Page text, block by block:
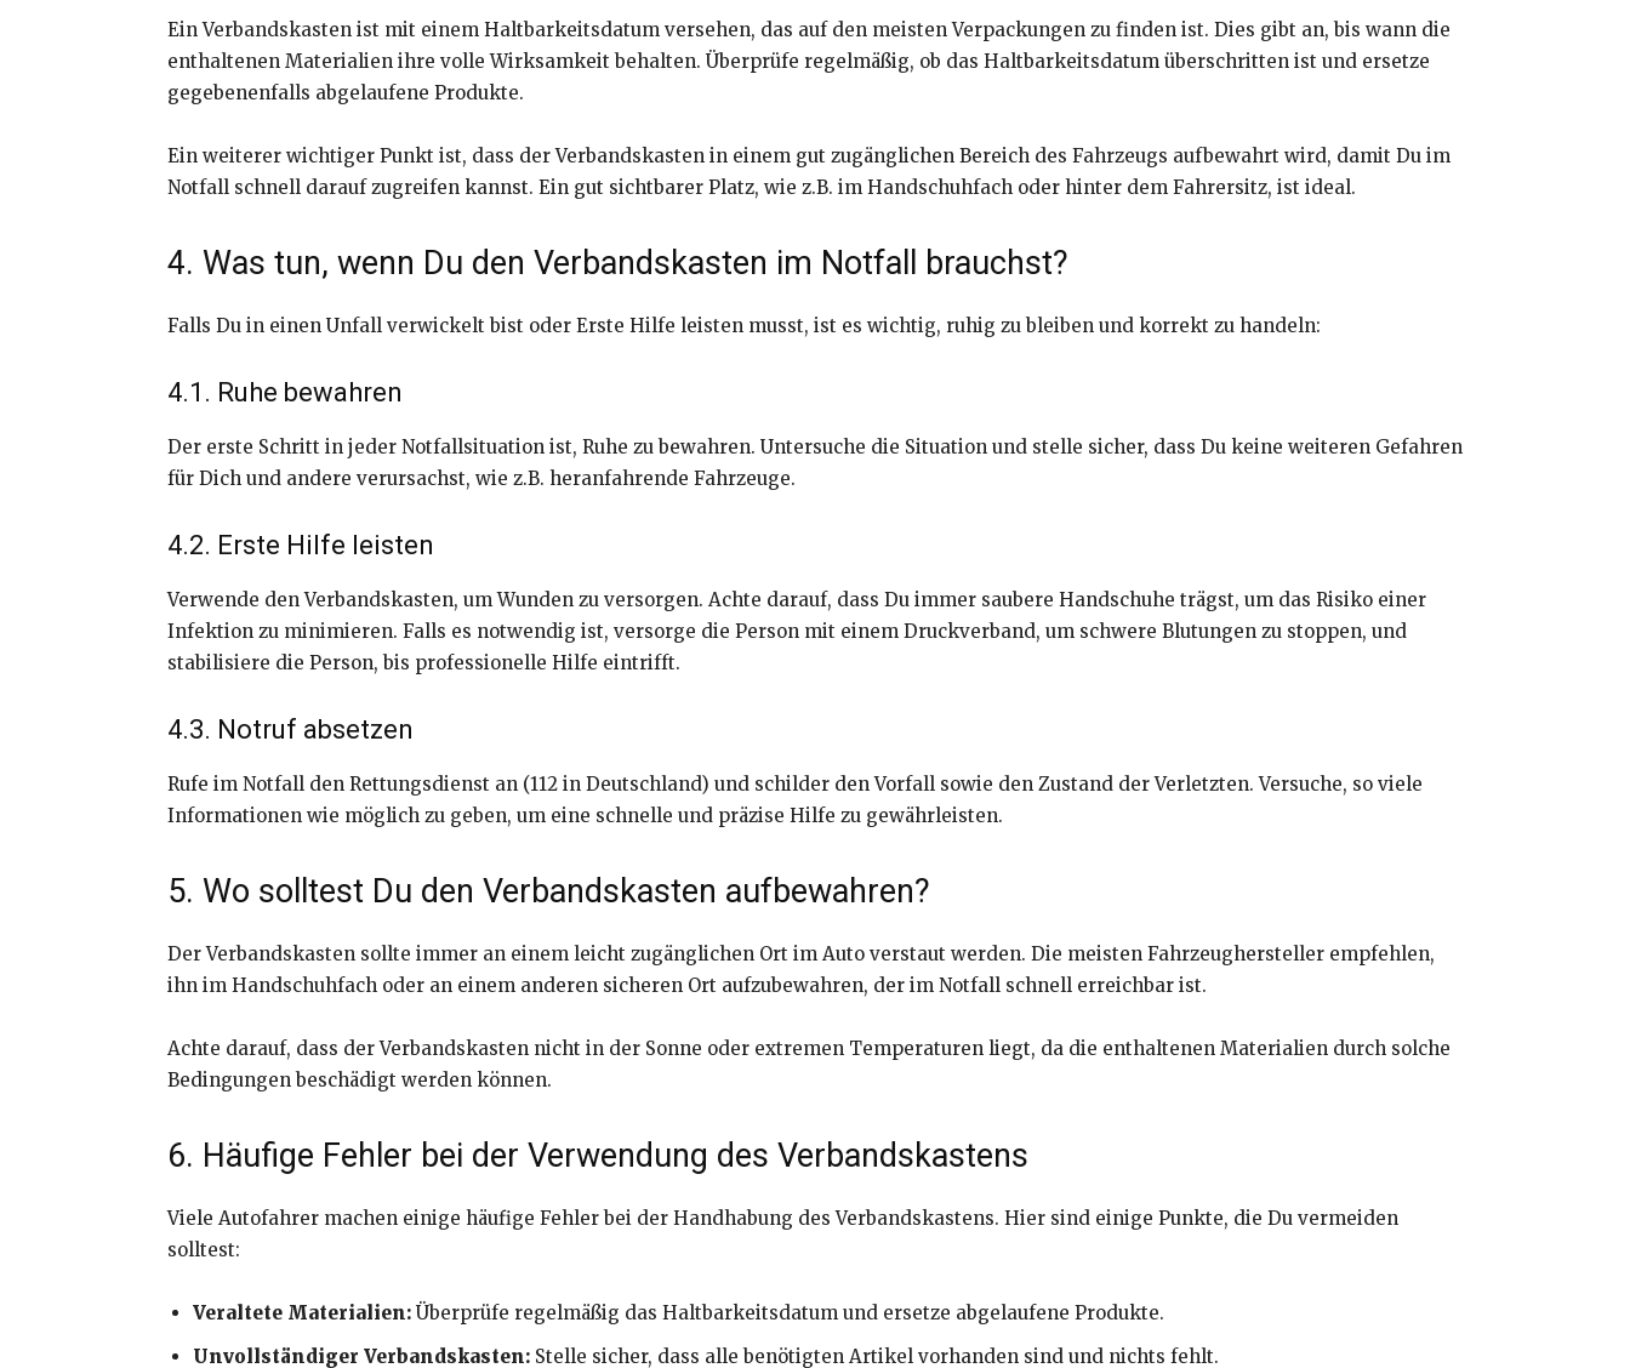
Ein Verbandskasten ist mit einem Haltbarkeitsdatum versehen, das auf den meisten Verpackungen zu finden ist. Dies gibt an, bis wann die
enthaltenen Materialien ihre volle Wirksamkeit behalten. Überprüfe regelmäßig, ob das Haltbarkeitsdatum überschritten ist und ersetze
gegebenenfalls abgelaufene Produkte.
Ein weiterer wichtiger Punkt ist, dass der Verbandskasten in einem gut zugänglichen Bereich des Fahrzeugs aufbewahrt wird, damit Du im
Notfall schnell darauf zugreifen kannst. Ein gut sichtbarer Platz, wie z.B. im Handschuhfach oder hinter dem Fahrersitz, ist ideal.
4. Was tun, wenn Du den Verbandskasten im Notfall brauchst?
Falls Du in einen Unfall verwickelt bist oder Erste Hilfe leisten musst, ist es wichtig, ruhig zu bleiben und korrekt zu handeln:
4.1. Ruhe bewahren
Der erste Schritt in jeder Notfallsituation ist, Ruhe zu bewahren. Untersuche die Situation und stelle sicher, dass Du keine weiteren Gefahren
für Dich und andere verursachst, wie z.B. heranfahrende Fahrzeuge.
4.2. Erste Hilfe leisten
Verwende den Verbandskasten, um Wunden zu versorgen. Achte darauf, dass Du immer saubere Handschuhe trägst, um das Risiko einer
Infektion zu minimieren. Falls es notwendig ist, versorge die Person mit einem Druckverband, um schwere Blutungen zu stoppen, und
stabilisiere die Person, bis professionelle Hilfe eintrifft.
4.3. Notruf absetzen
Rufe im Notfall den Rettungsdienst an (112 in Deutschland) und schilder den Vorfall sowie den Zustand der Verletzten. Versuche, so viele
Informationen wie möglich zu geben, um eine schnelle und präzise Hilfe zu gewährleisten.
5. Wo solltest Du den Verbandskasten aufbewahren?
Der Verbandskasten sollte immer an einem leicht zugänglichen Ort im Auto verstaut werden. Die meisten Fahrzeughersteller empfehlen,
ihn im Handschuhfach oder an einem anderen sicheren Ort aufzubewahren, der im Notfall schnell erreichbar ist.
Achte darauf, dass der Verbandskasten nicht in der Sonne oder extremen Temperaturen liegt, da die enthaltenen Materialien durch solche
Bedingungen beschädigt werden können.
6. Häufige Fehler bei der Verwendung des Verbandskastens
Viele Autofahrer machen einige häufige Fehler bei der Handhabung des Verbandskastens. Hier sind einige Punkte, die Du vermeiden
solltest:
Veraltete Materialien: Überprüfe regelmäßig das Haltbarkeitsdatum und ersetze abgelaufene Produkte.
Unvollständiger Verbandskasten: Stelle sicher, dass alle benötigten Artikel vorhanden sind und nichts fehlt.